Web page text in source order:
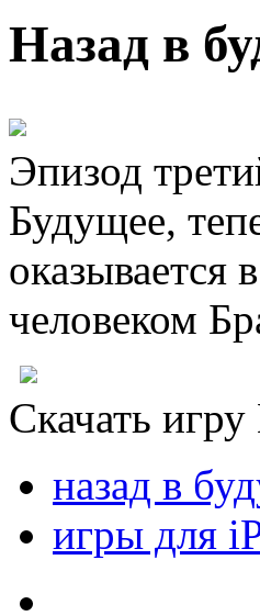
Назад в
Эпизод
Будущее,
человеком
Скачать
назад в
игры для